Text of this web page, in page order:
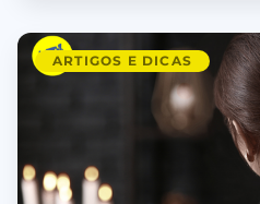
ARTIGOS E DICAS